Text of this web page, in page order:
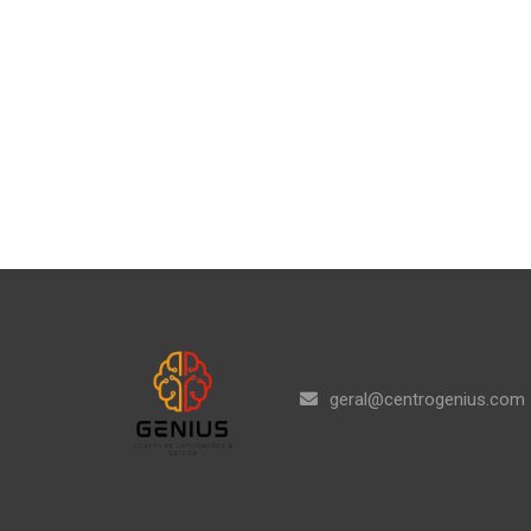
geral@centrogenius.com